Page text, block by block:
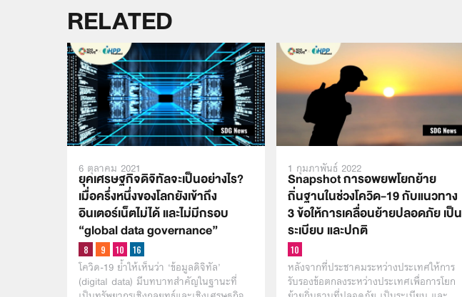
RELATED
6 ตุลาคม 2021
ยุคเศรษฐกิจดิจิทัลจะเป็นอย่างไร?
เมื่อครึ่งหนึ่งของโลกยังเข้าถึง
อินเตอร์เน็ตไม่ได้ และไม่มีกรอบ
“global data governance”
โควิด-19 ย้ำให้เห็นว่า ‘ข้อมูลดิจิทัล’
(digital data) มีบทบาทสำคัญในฐานะที่
1 กุมภาพันธ์ 2022
Snapshot การอพยพโยกย้าย
ถิ่นฐานในช่วงโควิด-19 กับแนวทาง
3 ข้อให้การเคลื่อนย้ายปลอดภัย เป็น
ระเบียบ และปกติ
หลังจากที่ประชาคมระหว่างประเทศให้การ
รับรองข้อตกลงระหว่างประเทศเพื่อการโยก